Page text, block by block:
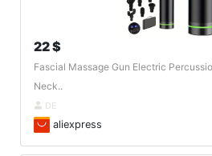
22 $
Fascial Massage Gun Electric
Neck..
DE
aliexpress